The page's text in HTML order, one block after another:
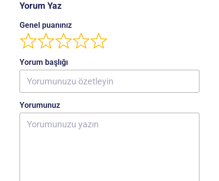
Yorum Yaz
Genel puanınız
Yorum başlığı
Yorumunuz